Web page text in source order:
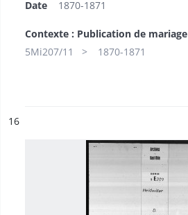
Date 1870-1871
Contexte : Publication de mariage
5Mi207/11
1870-1871
n°
16